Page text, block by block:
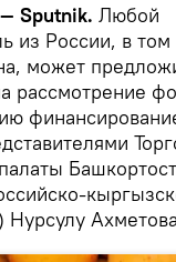
Sputnik. Любой
из России, в том
может
рассмотрение